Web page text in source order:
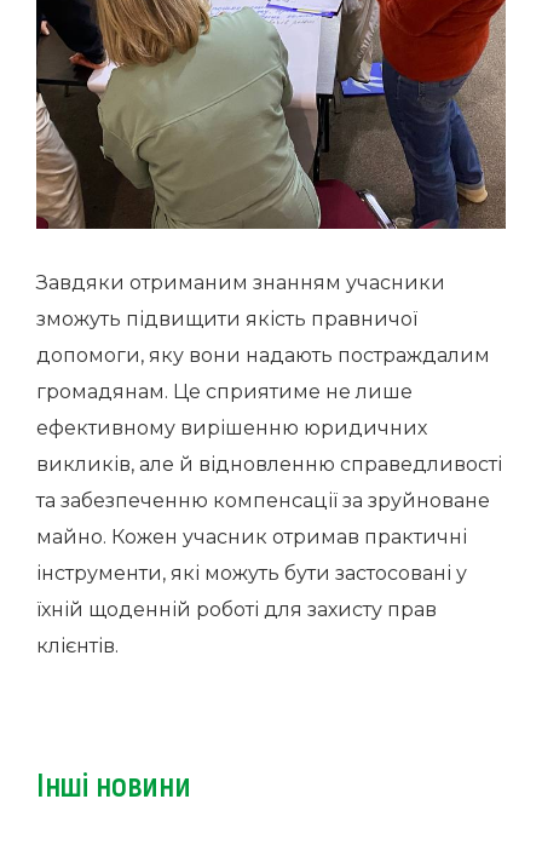
Завдяки отриманим знанням учасники
зможуть підвищити якість правничої
допомоги, яку вони надають постраждалим
громадянам. Це сприятиме не лише
ефективному вирішенню юридичних
викликів, але й відновленню справедливості
та забезпеченню компенсації за зруйноване
майно. Кожен учасник отримав практичні
інструменти, які можуть бути застосовані у
їхній щоденній роботі для захисту прав
клієнтів.
Інші новини